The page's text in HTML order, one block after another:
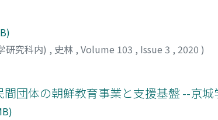
研究科内) , 史林 , Volume 103 , Issue 3 , 2020 )
団体の朝鮮教育事業と支援基盤 --京